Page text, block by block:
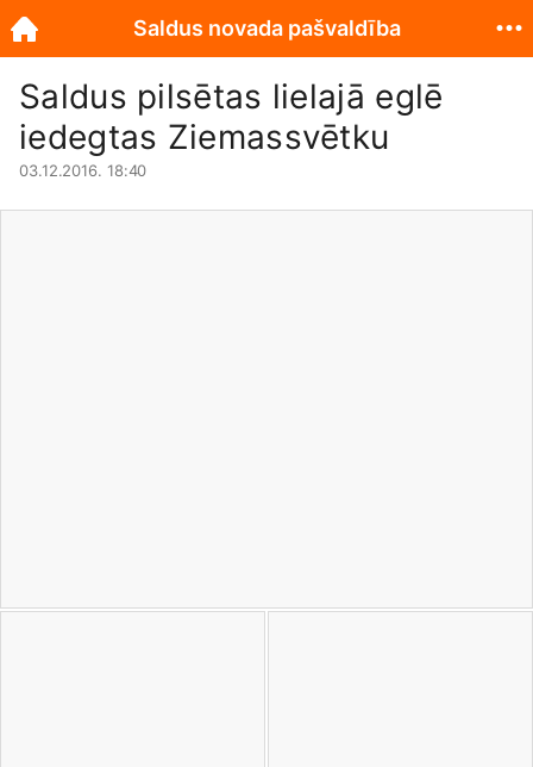
Saldus pilsētas lielajā eglē
iedegtas Ziemassvētku
03.12.2016. 18:40
Saldus novada pašvaldība